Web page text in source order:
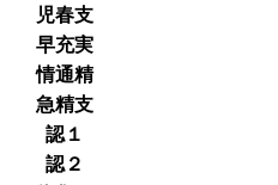
児春支
早充実
情通精
急精支
認１
認２